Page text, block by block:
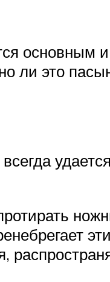
основным
ли это